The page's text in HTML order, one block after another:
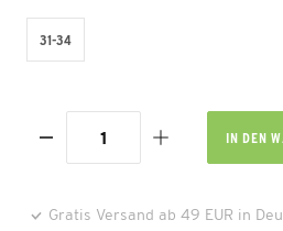
31-34
IN DEN
Gratis Versand ab 49 EUR in